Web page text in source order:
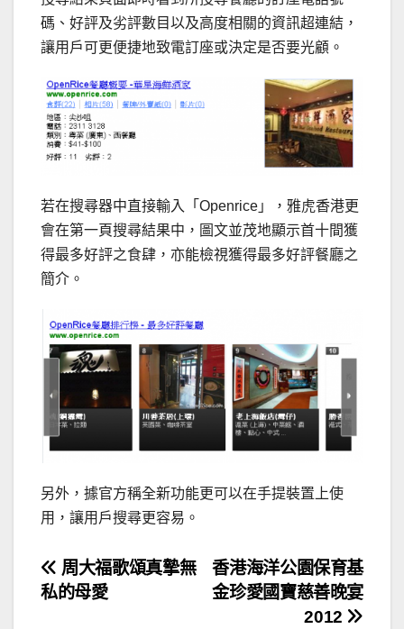
碼、好評及劣評數目以及高度相關的資訊超連結，
讓用戶可更便捷地致電訂座或決定是否要光顧。
若在搜尋器中直接輸入「Openrice」，雅虎香港更
會在第一頁搜尋結果中，圖文並茂地顯示首十間獲
得最多好評之食肆，亦能檢視獲得最多好評餐廳之
簡介。
另外，據官方稱全新功能更可以在手提裝置上使
用，讓用戶搜尋更容易。
文
章
香港海洋公園保育基
金珍愛國寶慈善晚宴
2012
周大福歌頌真摯無
私的母愛